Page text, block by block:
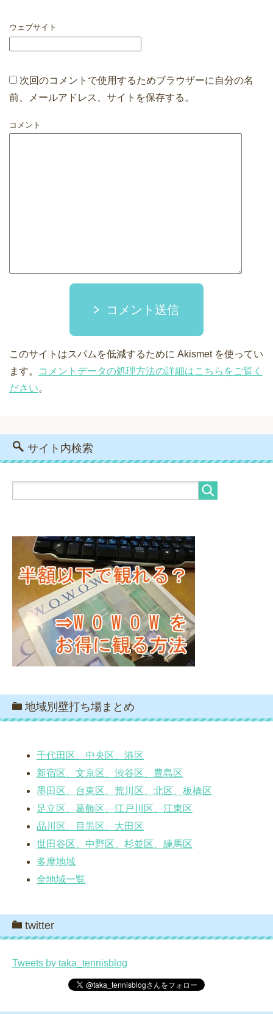
ウェブサイト
次回のコメントで使用するためブラウザーに自分の名
前、メールアドレス、サイトを保存する。
コメント
コメント送信
このサイトはスパムを低減するために Akismet を使ってい
ます。
コメントデータの処理方法の詳細はこちらをご覧く
ださい。
サイト内検索
地域別壁打ち場まとめ
千代田区、中央区、港区
新宿区、文京区、渋谷区、豊島区
墨田区、台東区、荒川区、北区、板橋区
足立区、葛飾区、江戸川区、江東区
品川区、目黒区、大田区
世田谷区、中野区、杉並区、練馬区
多摩地域
全地域一覧
twitter
Tweets by taka_tennisblog